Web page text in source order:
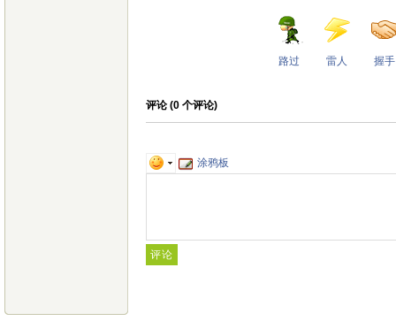
路过 雷人 握手
评论 (0 个评论)
涂鸦板